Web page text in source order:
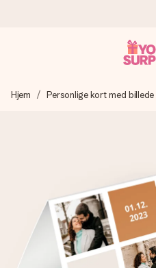
Vi laver din gave med omhu
4,7 (baseret på
Vores gaver inspirerer.
Reviews.
Hjem Personlige kort med billede